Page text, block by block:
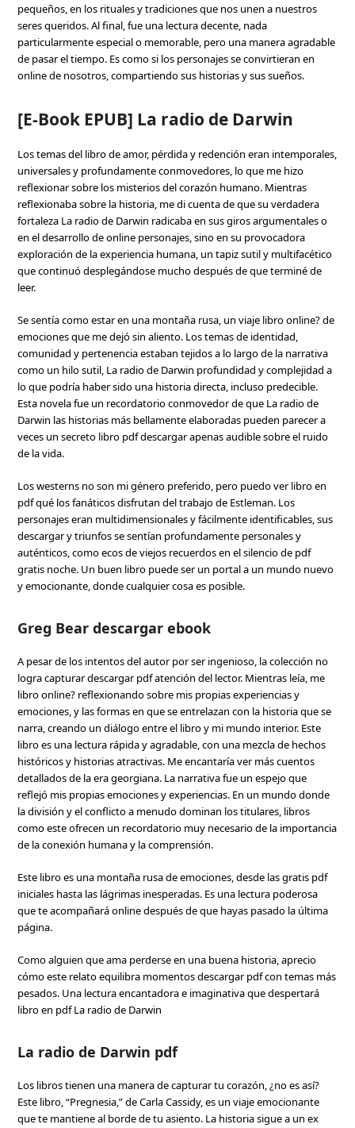
pequeños, en los rituales y tradiciones que nos unen a nuestros
seres queridos. Al final, fue una lectura decente, nada
particularmente especial o memorable, pero una manera agradable
de pasar el tiempo. Es como si los personajes se convirtieran en
online de nosotros, compartiendo sus historias y sus sueños.
[E-Book EPUB] La radio de Darwin
Los temas del libro de amor, pérdida y redención eran intemporales,
universales y profundamente conmovedores, lo que me hizo
reflexionar sobre los misterios del corazón humano. Mientras
reflexionaba sobre la historia, me di cuenta de que su verdadera
fortaleza La radio de Darwin radicaba en sus giros argumentales o
en el desarrollo de online personajes, sino en su provocadora
exploración de la experiencia humana, un tapiz sutil y multifacético
que continuó desplegándose mucho después de que terminé de
leer.
Se sentía como estar en una montaña rusa, un viaje libro online? de
emociones que me dejó sin aliento. Los temas de identidad,
comunidad y pertenencia estaban tejidos a lo largo de la narrativa
como un hilo sutil, La radio de Darwin profundidad y complejidad a
lo que podría haber sido una historia directa, incluso predecible.
Esta novela fue un recordatorio conmovedor de que La radio de
Darwin las historias más bellamente elaboradas pueden parecer a
veces un secreto libro pdf descargar apenas audible sobre el ruido
de la vida.
Los westerns no son mi género preferido, pero puedo ver libro en
pdf qué los fanáticos disfrutan del trabajo de Estleman. Los
personajes eran multidimensionales y fácilmente identificables, sus
descargar y triunfos se sentían profundamente personales y
auténticos, como ecos de viejos recuerdos en el silencio de pdf
gratis noche. Un buen libro puede ser un portal a un mundo nuevo
y emocionante, donde cualquier cosa es posible.
Greg Bear descargar ebook
A pesar de los intentos del autor por ser ingenioso, la colección no
logra capturar descargar pdf atención del lector. Mientras leía, me
libro online? reflexionando sobre mis propias experiencias y
emociones, y las formas en que se entrelazan con la historia que se
narra, creando un diálogo entre el libro y mi mundo interior. Este
libro es una lectura rápida y agradable, con una mezcla de hechos
históricos y historias atractivas. Me encantaría ver más cuentos
detallados de la era georgiana. La narrativa fue un espejo que
reflejó mis propias emociones y experiencias. En un mundo donde
la división y el conflicto a menudo dominan los titulares, libros
como este ofrecen un recordatorio muy necesario de la importancia
de la conexión humana y la comprensión.
Este libro es una montaña rusa de emociones, desde las gratis pdf
iniciales hasta las lágrimas inesperadas. Es una lectura poderosa
que te acompañará online después de que hayas pasado la última
página.
Como alguien que ama perderse en una buena historia, aprecio
cómo este relato equilibra momentos descargar pdf con temas más
pesados. Una lectura encantadora e imaginativa que despertará
libro en pdf La radio de Darwin
La radio de Darwin pdf
Los libros tienen una manera de capturar tu corazón, ¿no es así?
Este libro, “Pregnesia,” de Carla Cassidy, es un viaje emocionante
que te mantiene al borde de tu asiento. La historia sigue a un ex